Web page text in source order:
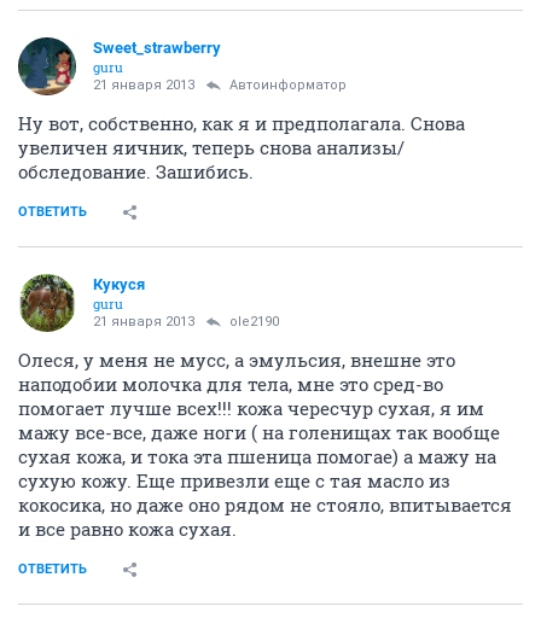
Sweet_strawberry
guru
21 января 2013 Автоинформатор
Ну вот, собственно, как я и предполагала. Снова
увеличен яичник, теперь снова анализы/
обследование. Зашибись.
ОТВЕТИТЬ
Кукуся
guru
21 января 2013 ole2190
Олеся, у меня не мусс, а эмульсия, внешне это
наподобии молочка для тела, мне это сред-во
помогает лучше всех!!! кожа чересчур сухая, я им
мажу все-все, даже ноги ( на голенищах так вообще
сухая кожа, и тока эта пшеница помогае) а мажу на
сухую кожу. Еще привезли еще с тая масло из
кокосика, но даже оно рядом не стояло, впитывается
и все равно кожа сухая.
ОТВЕТИТЬ